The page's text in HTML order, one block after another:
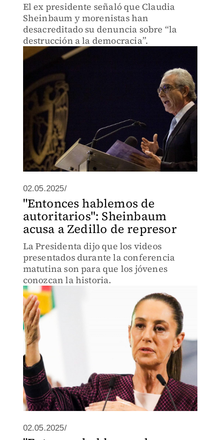
El ex presidente señaló que Claudia
Sheinbaum y morenistas han
desacreditado su denuncia sobre “la
destrucción a la democracia”.
02.05.2025/
"Entonces hablemos de
autoritarios": Sheinbaum
acusa a Zedillo de represor
La Presidenta dijo que los videos
presentados durante la conferencia
matutina son para que los jóvenes
conozcan la historia.
02.05.2025/